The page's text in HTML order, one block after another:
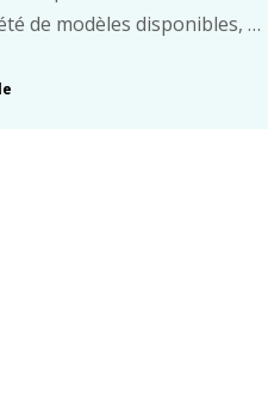
de modèles disponibles, …